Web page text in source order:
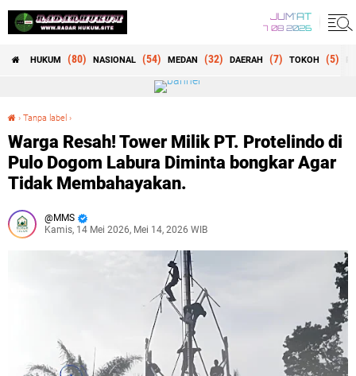
JUM'AT
7 08 2026
HUKUM (80) NASIONAL (54) MEDAN (32) DAERAH (7) TOKOH (5)
› Tanpa label ›
Warga Resah! Tower Milik PT. Protelindo di
Pulo Dogom Labura Diminta bongkar Agar
Tidak Membahayakan.
MMS
Kamis, 14 Mei 2026, Mei 14, 2026 WIB